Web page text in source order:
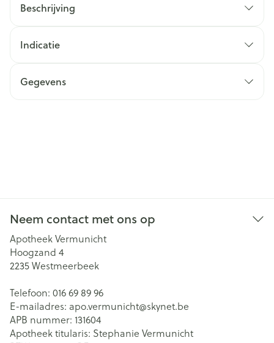
Beschrijving
Indicatie
Gegevens
Neem contact met ons op
Apotheek Vermunicht
Hoogzand 4
2235Westmeerbeek
Telefoon: 016 69 89 96
E-mailadres: apo.vermunicht@skynet.be
APB nummer: 131604
Apotheek titularis: Stephanie Vermunicht